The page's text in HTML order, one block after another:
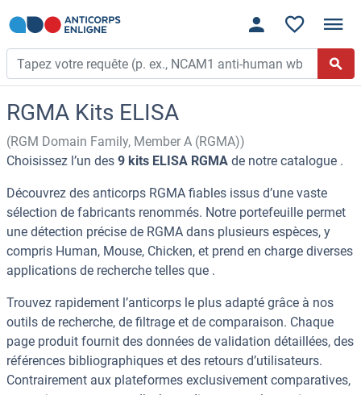
RGMA Kits ELISA
(RGM Domain Family, Member A (RGMA))
Choisissez l’un des 9 kits ELISA RGMA de notre catalogue .
Découvrez des anticorps RGMA fiables issus d’une vaste
sélection de fabricants renommés. Notre portefeuille permet
une détection précise de RGMA dans plusieurs espèces, y
compris Human, Mouse, Chicken, et prend en charge diverses
applications de recherche telles que .
Trouvez rapidement l’anticorps le plus adapté grâce à nos
outils de recherche, de filtrage et de comparaison. Chaque
page produit fournit des données de validation détaillées, des
références bibliographiques et des retours d’utilisateurs.
Contrairement aux plateformes exclusivement comparatives,